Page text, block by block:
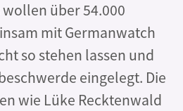
über 54.000
mit Germanwatch
so stehen lassen und
eingelegt. Die
wie Lüke Recktenwald